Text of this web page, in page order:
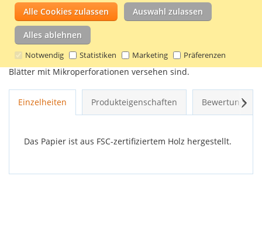
Alle Cookies zulassen Auswahl zulassen
Alles ablehnen
Notwendig Statistiken Marketing Präferenzen
ZUR VERGLEICHSLISTE HINZUFÜGEN
A4-Notizblock mit 100 Blatt liniertem 60-Gramm-Papier. Der
Schreibblock ist mit Stirnbandtuch geheftet. Die
Schreibpapierblätter lassen sich leicht herausreißen, da die
Blätter mit Mikroperforationen versehen sind.
Einzelheiten Produkteigenschaften Bewertungen
Das Papier ist aus FSC-zertifiziertem Holz hergestellt.